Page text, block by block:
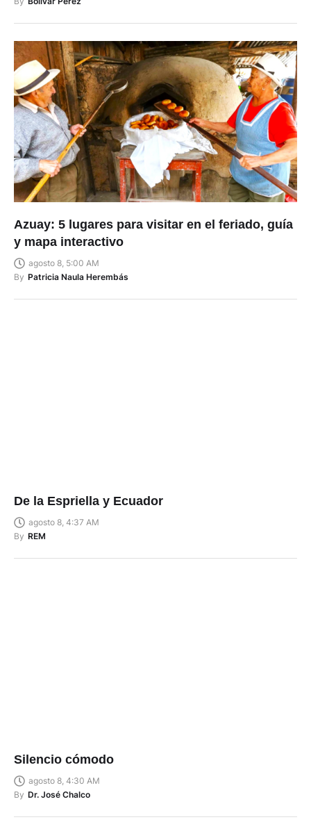
Azuay: 5 lugares para visitar en el feriado, guía
y mapa interactivo
agosto 8, 5:00 AM
By Patricia Naula Herembás
De la Espriella y Ecuador
agosto 8, 4:37 AM
By REM
Silencio cómodo
agosto 8, 4:30 AM
By Dr. José Chalco